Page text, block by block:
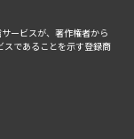
ービスが、著作権者から
スであることを示す登録商